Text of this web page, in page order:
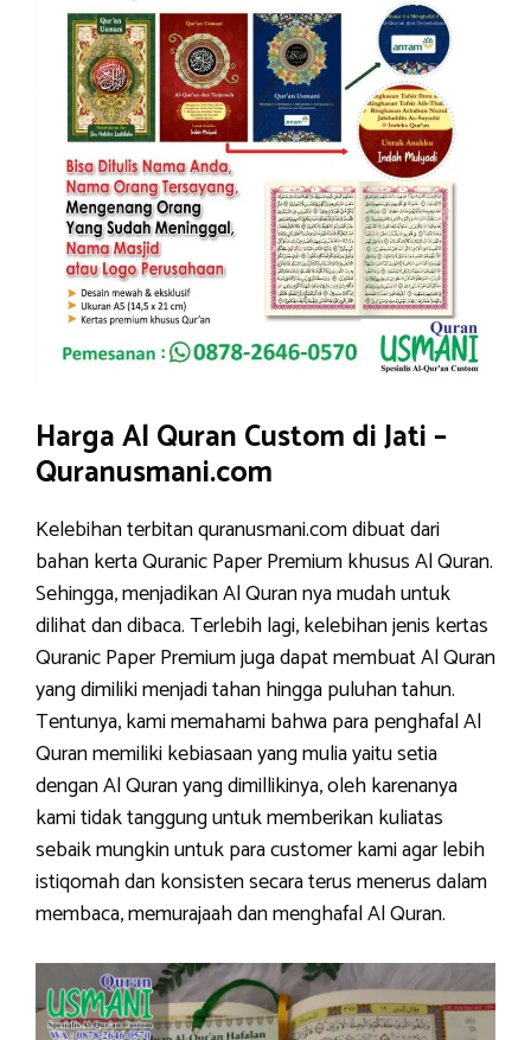
Harga Al Quran Custom di Jati –
Quranusmani.com
Kelebihan terbitan quranusmani.com dibuat dari
bahan kerta Quranic Paper Premium khusus Al Quran.
Sehingga, menjadikan Al Quran nya mudah untuk
dilihat dan dibaca. Terlebih lagi, kelebihan jenis kertas
Quranic Paper Premium juga dapat membuat Al Quran
yang dimiliki menjadi tahan hingga puluhan tahun.
Tentunya, kami memahami bahwa para penghafal Al
Quran memiliki kebiasaan yang mulia yaitu setia
dengan Al Quran yang dimillikinya, oleh karenanya
kami tidak tanggung untuk memberikan kuliatas
sebaik mungkin untuk para customer kami agar lebih
istiqomah dan konsisten secara terus menerus dalam
membaca, memurajaah dan menghafal Al Quran.